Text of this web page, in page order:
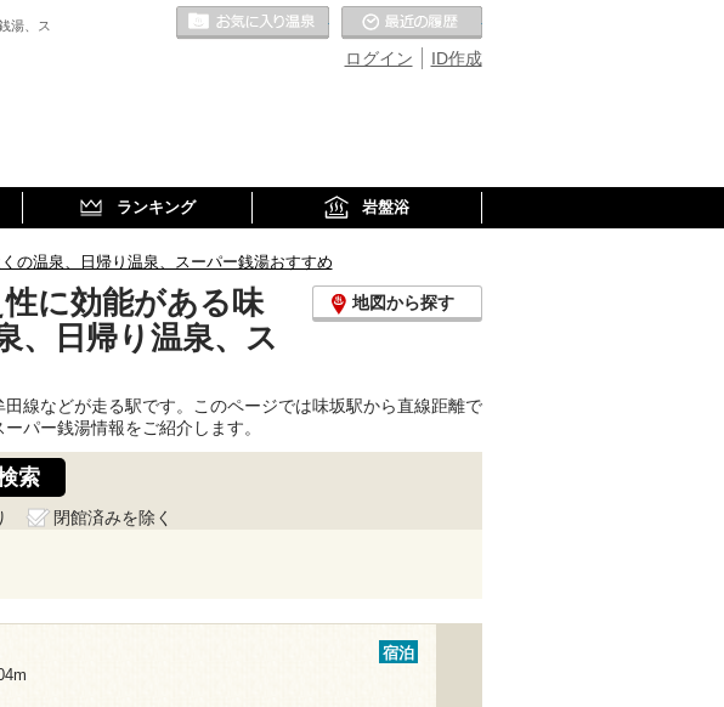
湯、ス
ID作成
ログイン
お気に入りの温泉
ランキング 岩盤浴
の温泉、日帰り温泉、スーパー銭湯おすすめ
性に効能がある味
、日帰り温泉、ス
地図から探す
線などが走る駅です。このページでは味坂駅から直線距離で
パー銭湯情報をご紹介します。
閉館済みを除く
宿泊